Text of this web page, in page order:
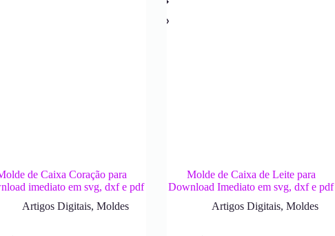
de Caixa Coração para
imediato em svg, dxf e pdf
Artigos Digitais, Moldes
Molde de Caixa de Leite para
Download Imediato em svg, dxf e pdf
Artigos Digitais, Moldes